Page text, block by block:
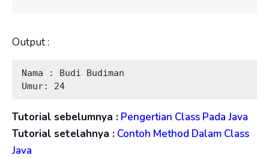
Output :
Nama : Budi Budiman
Umur: 24
Tutorial sebelumnya : Pengertian Class Pada Java
Tutorial setelahnya : Contoh Method Dalam Class
Java